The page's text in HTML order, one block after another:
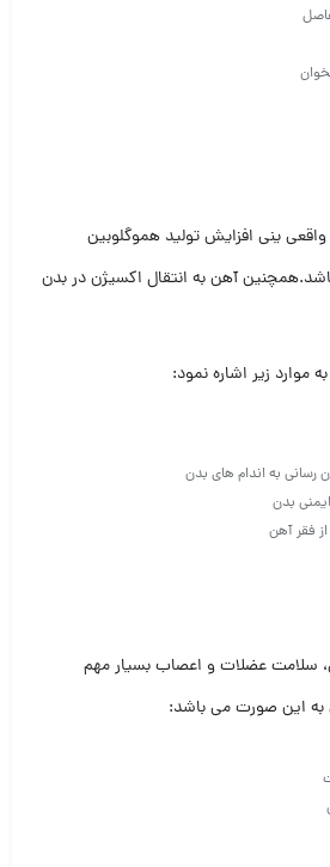
ینی افزایش تولید هموگلوبین
آهن به انتقال اکسیژن در بدن
موارد زیر اشاره نمود:
رسانی به اندام های بدن
بدن
فقر آهن
سلامت عضلات و اعصاب بسیار مهم
به این صورت می باشد: